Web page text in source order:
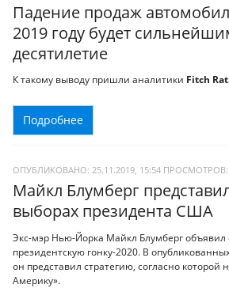
Падение продаж
2019 году будет
десятилетие
К такому выводу пришли аналитики Fitch
Подробнее
ОПУБЛИКОВАНО: 25.11.2019, 15:54 ПРОСМОТРОВ:
Майкл Блумберг
выборах президента США
Экс-мэр Нью-Йорка Майкл Блумберг объявил
президентскую гонку-2020. В
он представил стратегию, согласно которой
Америку».